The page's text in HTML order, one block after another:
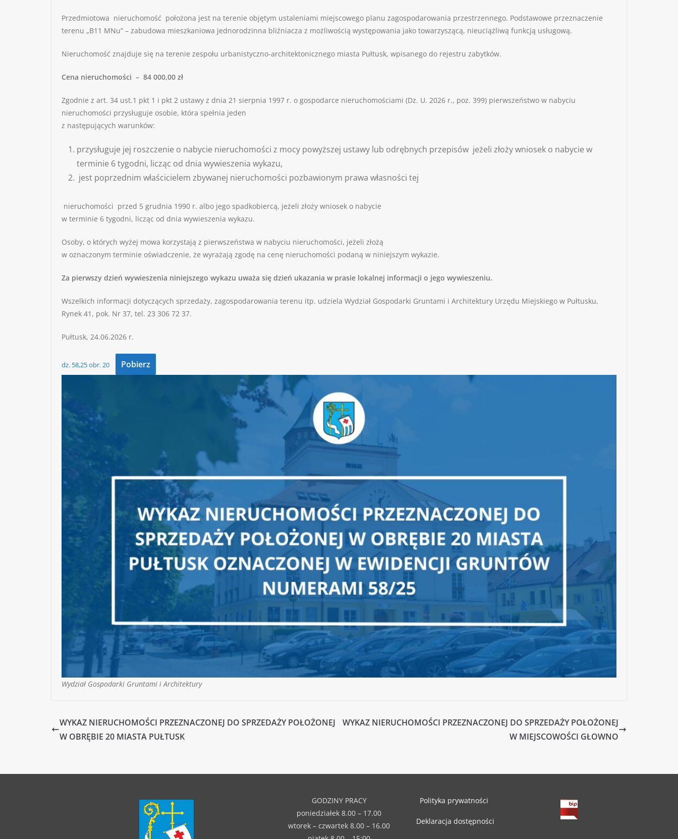
Przedmiotowa nieruchomość położona jest na terenie objętym ustaleniami miejscowego planu zagospodarowania przestrzennego. Podstawowe przeznaczenie
terenu „B11 MNu” – zabudowa mieszkaniowa jednorodzinna bliźniacza z możliwością występowania jako towarzyszącą, nieuciążliwą funkcją usługową.
Nieruchomość znajduje się na terenie zespołu urbanistyczno-architektonicznego miasta Pułtusk, wpisanego do rejestru zabytków.
Cena nieruchomości – 84 000,00 zł
Zgodnie z art. 34 ust.1 pkt 1 i pkt 2 ustawy z dnia 21 sierpnia 1997 r. o gospodarce nieruchomościami (Dz. U. 2026 r., poz. 399) pierwszeństwo w nabyciu
nieruchomości przysługuje osobie, która spełnia jeden
z następujących warunków:
przysługuje jej roszczenie o nabycie nieruchomości z mocy powyższej ustawy lub odrębnych przepisów jeżeli złoży wniosek o nabycie w
terminie 6 tygodni, licząc od dnia wywieszenia wykazu,
jest poprzednim właścicielem zbywanej nieruchomości pozbawionym prawa własności tej
nieruchomości przed 5 grudnia 1990 r. albo jego spadkobiercą, jeżeli złoży wniosek o nabycie
w terminie 6 tygodni, licząc od dnia wywieszenia wykazu.
Osoby, o których wyżej mowa korzystają z pierwszeństwa w nabyciu nieruchomości, jeżeli złożą
w oznaczonym terminie oświadczenie, że wyrażają zgodę na cenę nieruchomości podaną w niniejszym wykazie.
Za pierwszy dzień wywieszenia niniejszego wykazu uważa się dzień ukazania w prasie lokalnej informacji o jego wywieszeniu.
Wszelkich informacji dotyczących sprzedaży, zagospodarowania terenu itp. udziela Wydział Gospodarki Gruntami i Architektury Urzędu Miejskiego w Pułtusku,
Rynek 41, pok. Nr 37, tel. 23 306 72 37.
Pułtusk, 24.06.2026 r.
dz. 58,25 obr. 20 Pobierz
Wydział Gospodarki Gruntami i Architektury
WYKAZ NIERUCHOMOŚCI PRZEZNACZONEJ DO SPRZEDAŻY POŁOŻONEJ
W OBRĘBIE 20 MIASTA PUŁTUSK
WYKAZ NIERUCHOMOŚCI PRZEZNACZONEJ DO SPRZEDAŻY POŁOŻONEJ
W MIEJSCOWOŚCI GŁOWNO
GODZINY PRACY
poniedziałek 8.00 – 17.00
wtorek – czwartek 8.00 – 16.00
Polityka prywatności
Deklaracja dostępności